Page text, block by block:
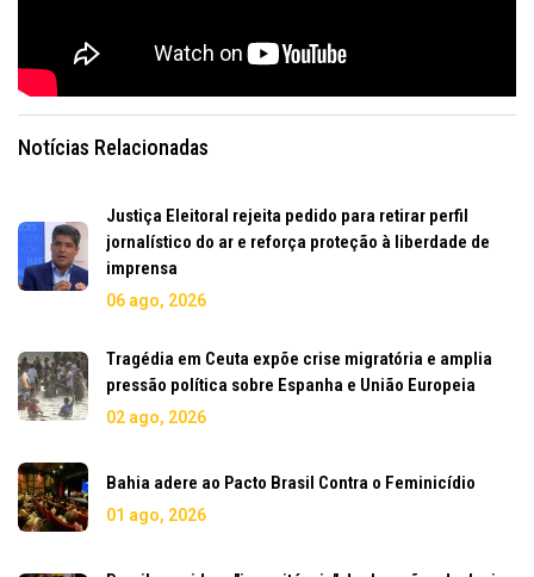
Notícias Relacionadas
Justiça Eleitoral rejeita pedido para retirar perfil
jornalístico do ar e reforça proteção à liberdade de
imprensa
06 ago, 2026
Tragédia em Ceuta expõe crise migratória e amplia
pressão política sobre Espanha e União Europeia
02 ago, 2026
Bahia adere ao Pacto Brasil Contra o Feminicídio
01 ago, 2026